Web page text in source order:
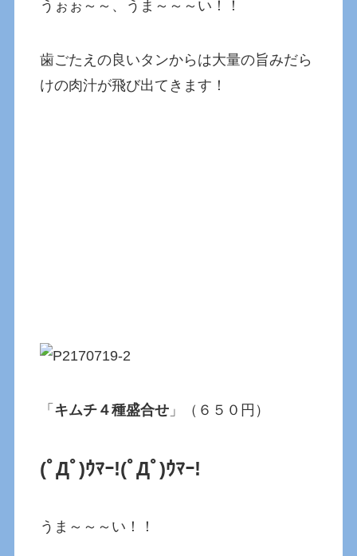
うぉぉ～～、うま～～～い！！
歯ごたえの良いタンからは大量の旨みだら
けの肉汁が飛び出てきます！
「 キムチ４種盛合せ 」（６５０円）
(ﾟДﾟ)ｳﾏｰ!(ﾟДﾟ)ｳﾏｰ!
うま～～～い！！